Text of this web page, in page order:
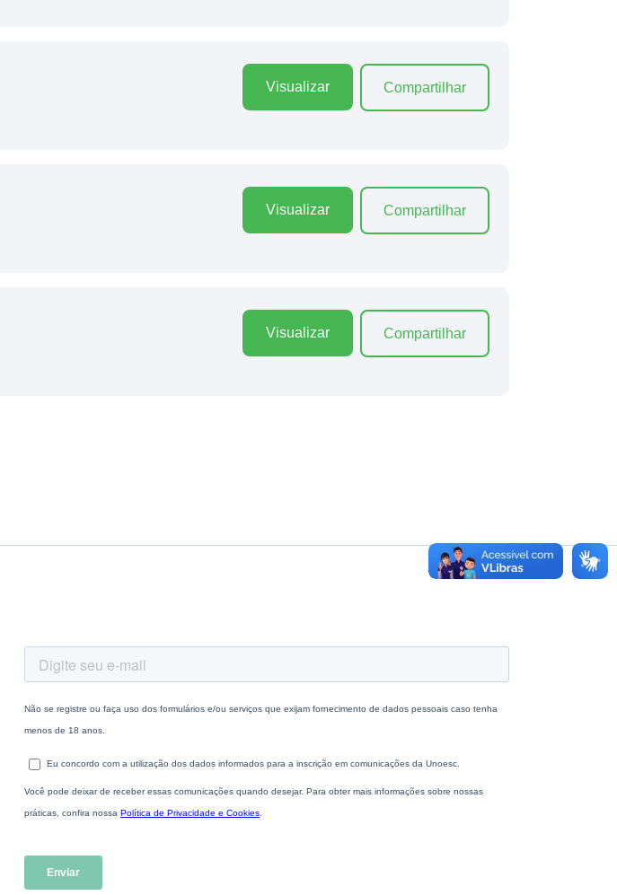
Visualizar Compartilhar
Visualizar Compartilhar
Visualizar Compartilhar